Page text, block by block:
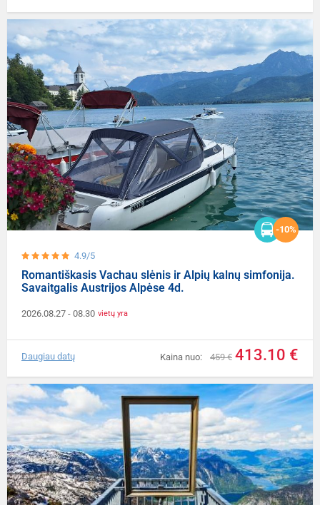
4.9/5
-10%
Romantiškasis Vachau slėnis ir Alpių kalnų simfonija.
Savaitgalis Austrijos Alpėse 4d.
2026.08.27 - 08.30 vietų yra
Kaina nuo: 459 € 413.10 €
Daugiau datų